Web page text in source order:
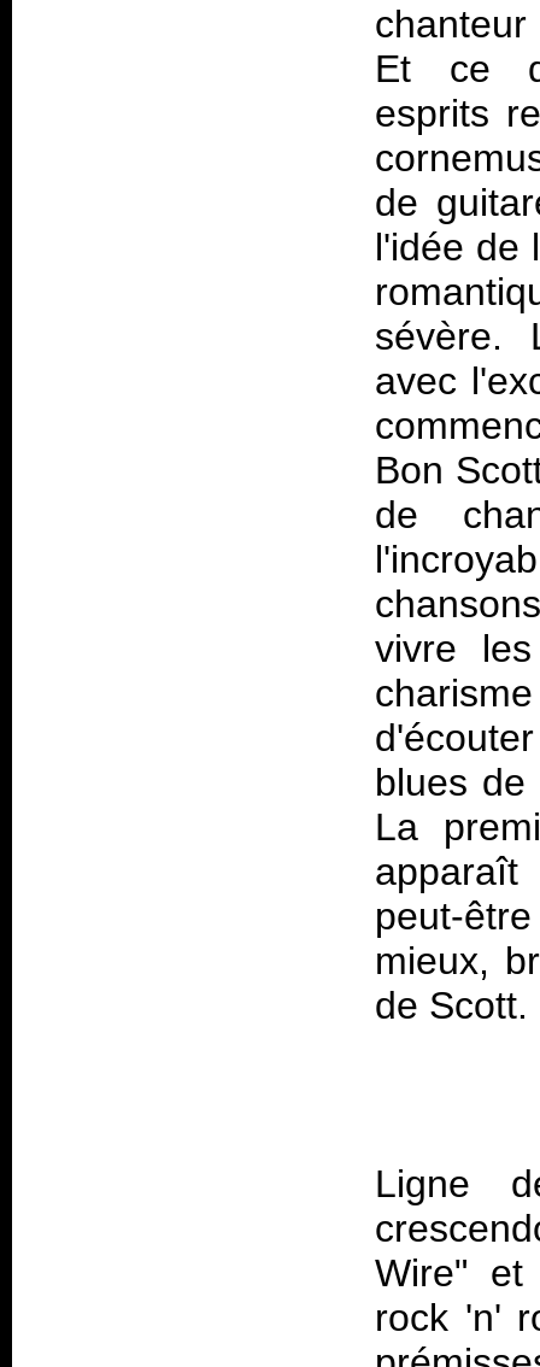
Et ce
esprits
de
l'idée de
sévère.
avec
Bon
de
vivre
blues de
La
peut-
mieux,
Ligne
Wire" et
rock 'n'